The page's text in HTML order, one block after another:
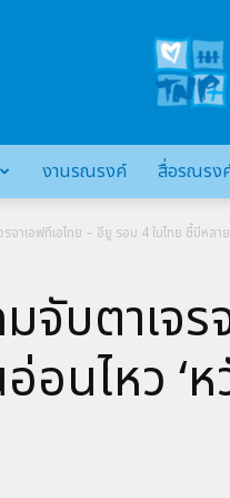
งานรณรงค์ สื่อรณรง
จาเอฟทีเอไทย – อียู รอบ 4 ในไทย ชี้มีหล
จับตาเจ
อนไหว